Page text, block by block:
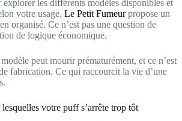
explorer les différents modèles disponibles et
votre usage, Le Petit Fumeurpropose un
organisé. Ce n’est pas une question de
de logique économique.
peut mourir prématurément, et ce n’est
fabrication. Ce qui raccourcit la vie d’une
votre puff s’arrête trop tôt